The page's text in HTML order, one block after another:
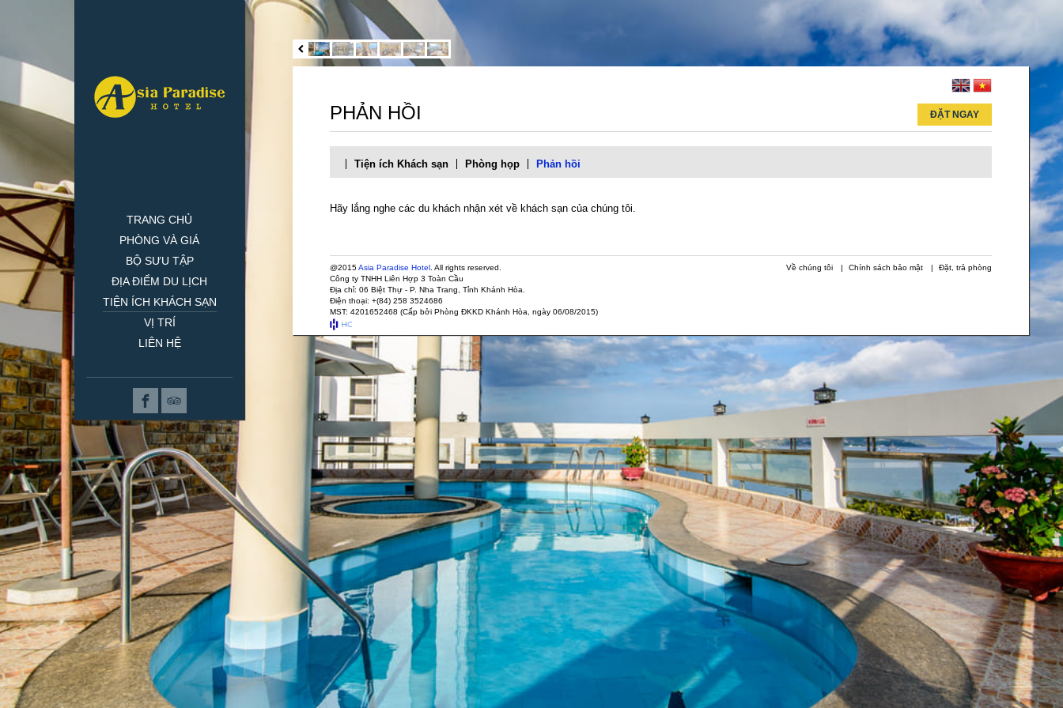
TRANG CHỦ
PHÒNG VÀ GIÁ
BỘ SƯU TẬP
ĐỊA ĐIỂM DU LỊCH
TIỆN ÍCH KHÁCH SẠN
TIỆN ÍCH KHÁCH SẠN
PHÒNG HỌP
VỊ TRÍ
LIÊN HỆ
PHẢN HỒI ĐẶT NGAY
Tiện ích Khách sạn Phòng họp Phản hồi
Hãy lắng nghe các du khách nhận xét về khách sạn của chúng tôi.
Về chúng tôi Chính sách bảo mật Đặt, trả phòng
@2015Asia Paradise Hotel . All rights reserved.
Công ty TNHH Liên Hợp 3 Toàn Cầu
Địa chỉ: 06 Biệt Thự - P. Nha Trang, Tỉnh Khánh Hòa.
Điện thoại: +(84) 258 3524686
MST: 4201652468 (Cấp bởi Phòng ĐKKD Khánh Hòa, ngày 06/08/2015)